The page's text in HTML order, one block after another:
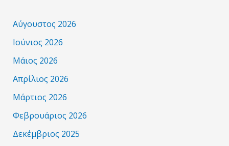
Αύγουστος 2026
Ιούνιος 2026
Μάιος 2026
Απρίλιος 2026
Μάρτιος 2026
Φεβρουάριος 2026
Δεκέμβριος 2025